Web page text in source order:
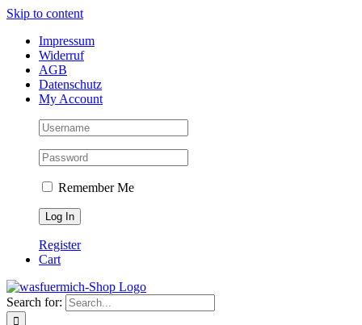
Skip to content
Impressum
Widerruf
AGB
Datenschutz
My Account
Remember Me
Register
Cart
Search for: